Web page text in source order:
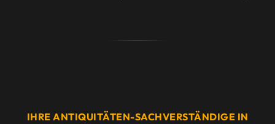
IHRE ANTIQUITÄTEN-SACHVERSTÄNDIGE IN